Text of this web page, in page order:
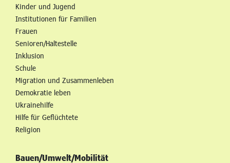
Kinder und Jugend
Institutionen für Familien
Frauen
Senioren/Haltestelle
Inklusion
Schule
Migration und Zusammenleben
Demokratie leben
Ukrainehilfe
Hilfe für Geflüchtete
Religion
Bauen/Umwelt/Mobilität